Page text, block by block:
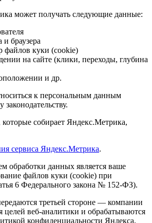
может получать следующие данные:
и браузера
файлов куки (cookie)
на сайте (клики, переходы, глубина
и др.
к персональным данным
законодательству.
собирает Яндекс.Метрика,
сервиса Яндекс.Метрика.
обработки данных является ваше
файлов куки (cookie) при
6 Федерального закона № 152-ФЗ).
третьей стороне — компании
веб-аналитики и обрабатываются
конфиденциальности Яндекса.